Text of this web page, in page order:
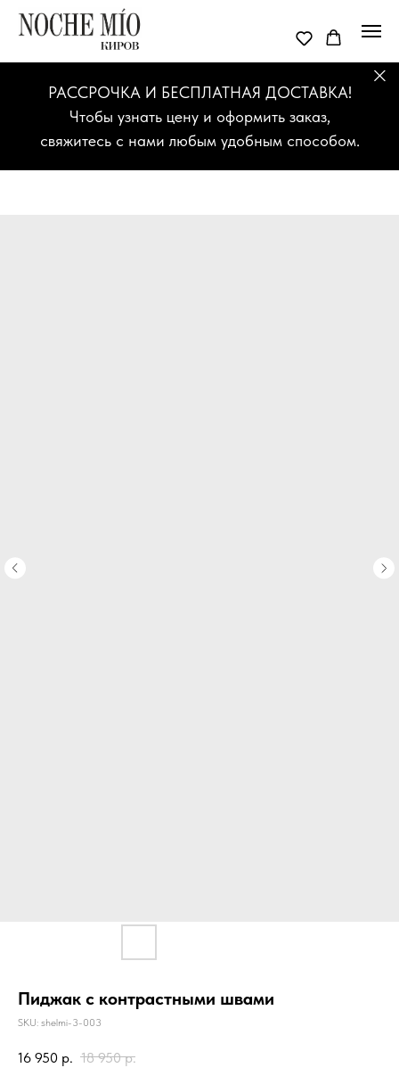
РАССРОЧКА И БЕСПЛАТНАЯ ДОСТАВКА!
Чтобы узнать цену и оформить заказ,
свяжитесь с нами любым удобным способом.
Пиджак с контрастными швами
SKU: shelmi-3-003
16 950 р. 18 950 р.